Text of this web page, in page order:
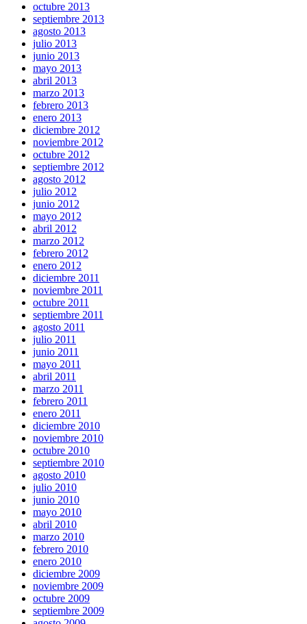
octubre 2013
septiembre 2013
agosto 2013
julio 2013
junio 2013
mayo 2013
abril 2013
marzo 2013
febrero 2013
enero 2013
diciembre 2012
noviembre 2012
octubre 2012
septiembre 2012
agosto 2012
julio 2012
junio 2012
mayo 2012
abril 2012
marzo 2012
febrero 2012
enero 2012
diciembre 2011
noviembre 2011
octubre 2011
septiembre 2011
agosto 2011
julio 2011
junio 2011
mayo 2011
abril 2011
marzo 2011
febrero 2011
enero 2011
diciembre 2010
noviembre 2010
octubre 2010
septiembre 2010
agosto 2010
julio 2010
junio 2010
mayo 2010
abril 2010
marzo 2010
febrero 2010
enero 2010
diciembre 2009
noviembre 2009
octubre 2009
septiembre 2009